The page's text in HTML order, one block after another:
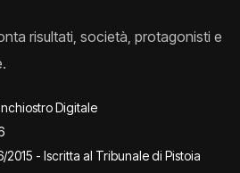
risultati, società, protagonisti e
Digitale
- Iscritta al Tribunale di Pistoia